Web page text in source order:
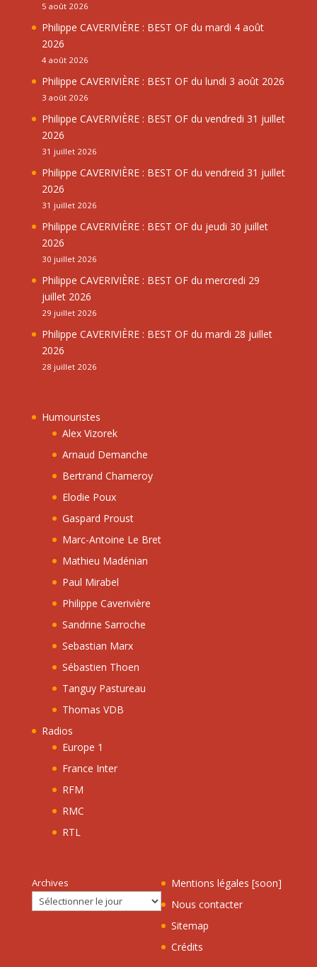
5 août 2026
Philippe CAVERIVIÈRE : BEST OF du mardi 4 août
2026
4 août 2026
Philippe CAVERIVIÈRE : BEST OF du lundi 3 août 2026
3 août 2026
Philippe CAVERIVIÈRE : BEST OF du vendredi 31 juillet
2026
31 juillet 2026
Philippe CAVERIVIÈRE : BEST OF du vendreid 31 juillet
2026
31 juillet 2026
Philippe CAVERIVIÈRE : BEST OF du jeudi 30 juillet
2026
30 juillet 2026
Philippe CAVERIVIÈRE : BEST OF du mercredi 29
juillet 2026
29 juillet 2026
Philippe CAVERIVIÈRE : BEST OF du mardi 28 juillet
2026
28 juillet 2026
Humouristes
Alex Vizorek
Arnaud Demanche
Bertrand Chameroy
Elodie Poux
Gaspard Proust
Marc-Antoine Le Bret
Mathieu Madénian
Paul Mirabel
Philippe Caverivière
Sandrine Sarroche
Sebastian Marx
Sébastien Thoen
Tanguy Pastureau
Thomas VDB
Radios
Europe 1
France Inter
RFM
RMC
RTL
Archives
Mentions légales [soon]
Nous contacter
Sitemap
Crédits